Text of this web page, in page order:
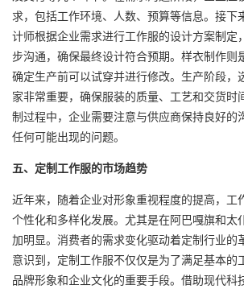
求，包括工作环境、人数、预算等信息。接下
计师根据企业需求进行工作服的设计方案制定
步沟通，确保最终设计符合预期。样衣制作则
确定生产前可以试穿并进行修改。生产阶段，
家非常重要，确保服装的质量、工艺和交货时
制过程中，企业需要注意与供应商保持良好的
任何可能出现的问题。
五、定制工作服的市场趋势
近年来，随着企业对形象重视程度的提高，工
个性化和多样化发展。尤其是在阿巴嘎旗和太
加明显。消费者的需求变化驱动着定制行业的
意识到，定制工作服不仅仅是为了满足基本的
品牌形象和企业文化的重要手段。借助现代科